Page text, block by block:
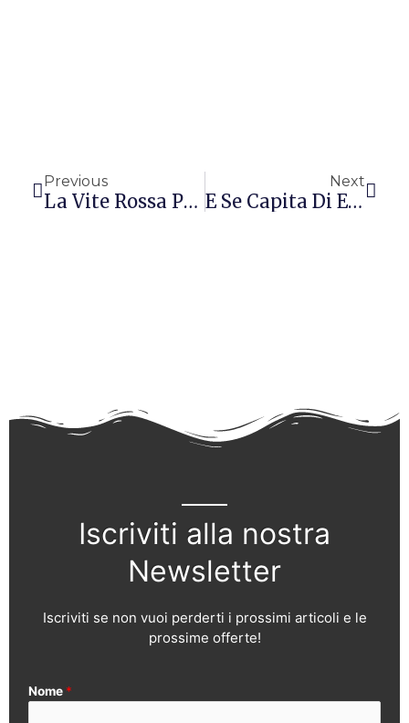
Previous
La Vite Rossa Per Combattere La Cellulite
Next
E Se Capita Di Esagerare? Consigli Per Dimagrire – Parte VI
Iscriviti alla nostra
Newsletter
Iscriviti se non vuoi perderti i prossimi articoli e le
prossime offerte!
Nome *